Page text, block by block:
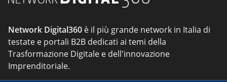
Network Digital360 è il più grande network in Italia di
testate e portali B2B dedicati ai temi della
Trasformazione Digitale e dell'innovazione
Imprenditoriale.